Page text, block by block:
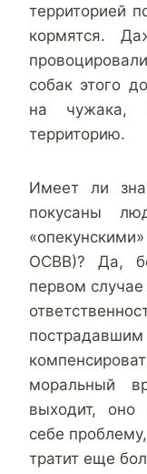
территорией
кормятся.
собак этого
на чужака,
территорию.
Имеет ли
покусаны
ОСВВ)? Да,
первом случае
пострадавшим
моральный
выходит,
себе
тратит еще